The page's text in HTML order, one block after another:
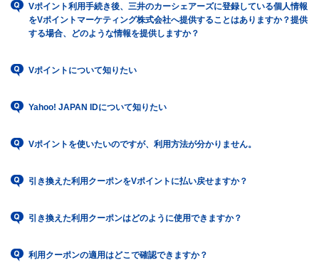
Vポイント利用手続き後、三井のカーシェアーズに登録している個人情報
をVポイントマーケティング株式会社へ提供することはありますか？提供
する場合、どのような情報を提供しますか？
Vポイントについて知りたい
Yahoo! JAPAN IDについて知りたい
Vポイントを使いたいのですが、利用方法が分かりません。
引き換えた利用クーポンをVポイントに払い戻せますか？
引き換えた利用クーポンはどのように使用できますか？
利用クーポンの適用はどこで確認できますか？